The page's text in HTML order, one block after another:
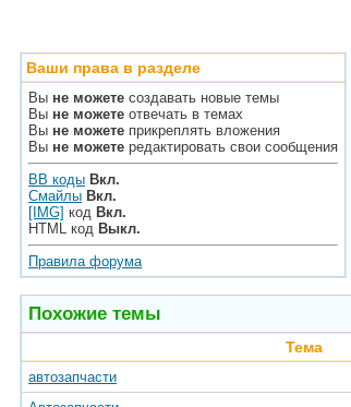
Ваши права в разделе
Вы не можете создавать новые темы
Вы не можете отвечать в темах
Вы не можете прикреплять вложения
Вы не можете редактировать свои сообщения
BB коды Вкл.
Смайлы Вкл.
[IMG] код Вкл.
HTML код Выкл.
Правила форума
Похожие темы
Тема
автозапчасти